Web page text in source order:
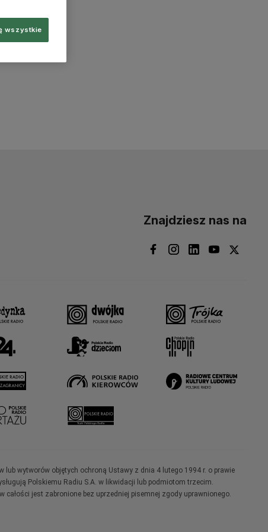
Znajdziesz nas na
wytworów objętych ochroną Ustawy z dnia 4 lutego 1994 r. o prawie
Polskiemu Radiu S.A. w likwidacji lub podmiotom trzecim.
jest zabronione bez uprzedniej pisemnej zgody uprawnionego.
wszystkie